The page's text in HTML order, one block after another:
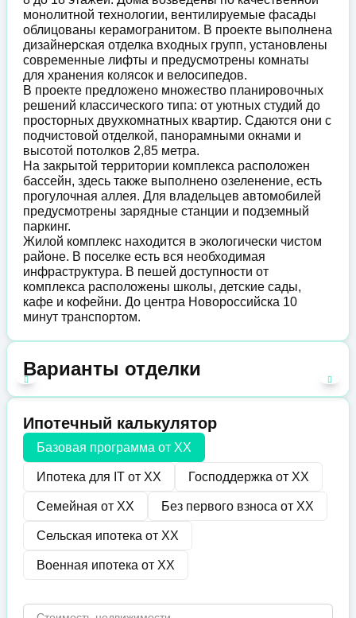
монолитной технологии, вентилируемые фасады
облицованы керамогранитом. В проекте выполнена
дизайнерская отделка входных групп, установлены
современные лифты и предусмотрены комнаты
для хранения колясок и велосипедов.
В проекте предложено множество планировочных
решений классического типа: от уютных студий до
просторных двухкомнатных квартир. Сдаются они с
подчистовой отделкой, панорамными окнами и
высотой потолков 2,85 метра.
На закрытой территории комплекса расположен
бассейн, здесь также выполнено озеленение, есть
прогулочная аллея. Для владельцев автомобилей
предусмотрены зарядные станции и подземный
паркинг.
Жилой комплекс находится в экологически чистом
районе. В поселке есть вся необходимая
инфраструктура. В пешей доступности от
комплекса расположены школы, детские сады,
кафе и кофейни. До центра Новороссийска 10
минут транспортом.
Варианты отделки
Ипотечный калькулятор
Базовая программа от XX
Ипотека для IT от XX Господдержка от XX
Семейная от XX Без первого взноса от XX
Сельская ипотека от XX
Военная ипотека от XX